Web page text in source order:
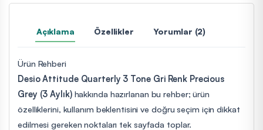
Açıklama Özellikler Yorumlar (2)
Ürün Rehberi
Desio Attitude Quarterly 3 Tone Gri Renk Precious
Grey (3 Aylık)hakkında hazırlanan bu rehber; ürün
özelliklerini, kullanım beklentisini ve doğru seçim için dikkat
edilmesi gereken noktaları tek sayfada toplar.